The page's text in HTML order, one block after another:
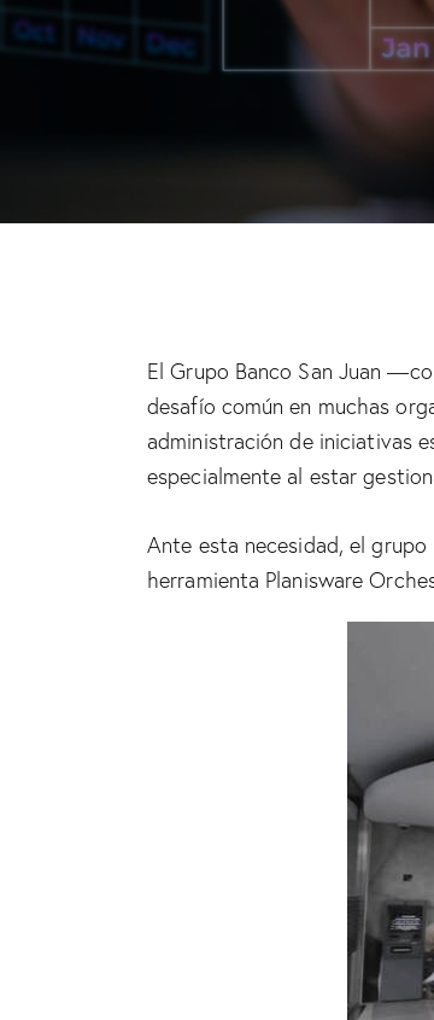
El Grupo Banco San Juan
desafío común en muchas
administración de iniciativas
especialmente al estar
Ante esta necesidad, el
herramienta Planisware